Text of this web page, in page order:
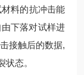
料的抗冲击能
下落对试样进
接触后的数据,
态。